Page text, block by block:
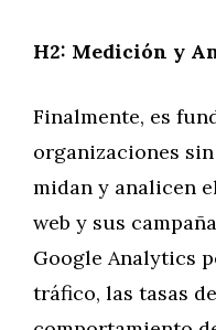
H2: Medición y
Finalmente, es
organizaciones
midan y analicen
web y sus
Google Analytics
tráfico, las tasas